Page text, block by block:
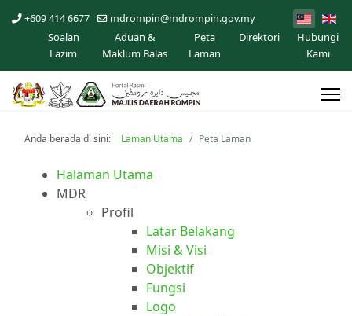
+609 414 6677 mdrompin@mdrompin.gov.my
Soalan
Lazim
Aduan &
Maklum Balas
Peta
Laman
Direktori
Hubungi
Kami
Anda berada di sini: Laman Utama Peta Laman
Halaman Utama
MDR
Profil
Latar Belakang
Misi & Visi
Objektif
Fungsi
Logo